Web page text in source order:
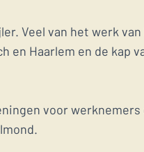
Veel van het werk
Haarlem en de kap
voor